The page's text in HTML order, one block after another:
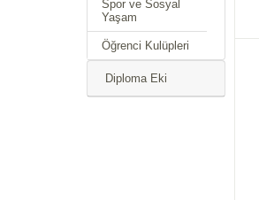
Spor ve Sosyal
Yaşam
Öğrenci Kulüpleri
Diploma Eki